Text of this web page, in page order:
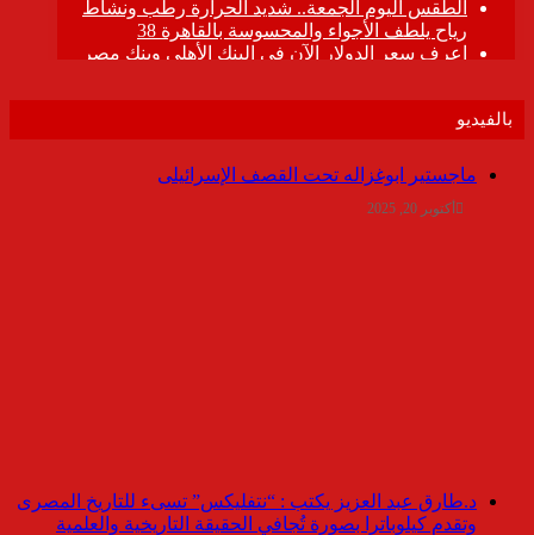
بالفيديو
ماجستير ابوغزاله تحت القصف الإسرائيلى
أكتوبر 20, 2025
د.طارق عبد العزيز يكتب : “نتفليكس” تسىء للتاريخ المصرى
وتقدم كيلوباترا بصورة تُجافي الحقيقة التاريخية والعلمية